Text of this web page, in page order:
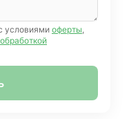
условиями оферты
обработкой